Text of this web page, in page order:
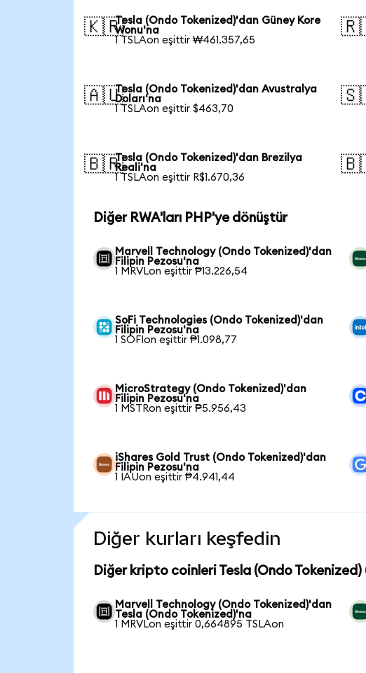
🇰🇷Tesla (Ondo Tokenized)'dan Güney Kore
Wonu'na
1 TSLAon eşittir ₩461.357,65
🇦🇺Tesla (Ondo Tokenized)'dan Avustralya
Doları'na
1 TSLAon eşittir $463,70
🇧🇷Tesla (Ondo Tokenized)'dan Brezilya
Reali'na
1 TSLAon eşittir R$1.670,36
Diğer RWA'ları PHP'ye dönüştür
Marvell Technology (Ondo Tokenized)'dan
Filipin Pezosu'na
1 MRVLon eşittir ₱13.226,54
SoFi Technologies (Ondo Tokenized)'dan
Filipin Pezosu'na
1 SOFIon eşittir ₱1.098,77
MicroStrategy (Ondo Tokenized)'dan
Filipin Pezosu'na
1 MSTRon eşittir ₱5.956,43
iShares Gold Trust (Ondo Tokenized)'dan
Filipin Pezosu'na
1 IAUon eşittir ₱4.941,44
Diğer kurları keşfedin
Diğer kripto coinleri Tesla (Ondo
Marvell Technology (Ondo Tokenized)'dan
Tesla (Ondo Tokenized)'na
1 MRVLon eşittir 0,664895 TSLAon